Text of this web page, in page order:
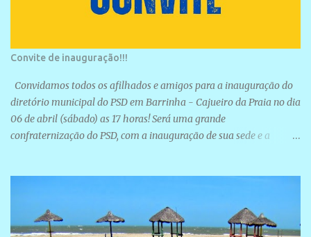
Convite de inauguração!!!
Convidamos todos os afilhados e amigos para a inauguração do
diretório municipal do PSD em Barrinha - Cajueiro da Praia no dia
06 de abril (sábado) as 17 horas! Será uma grande
confraternização do PSD, com a inauguração de sua sede e a